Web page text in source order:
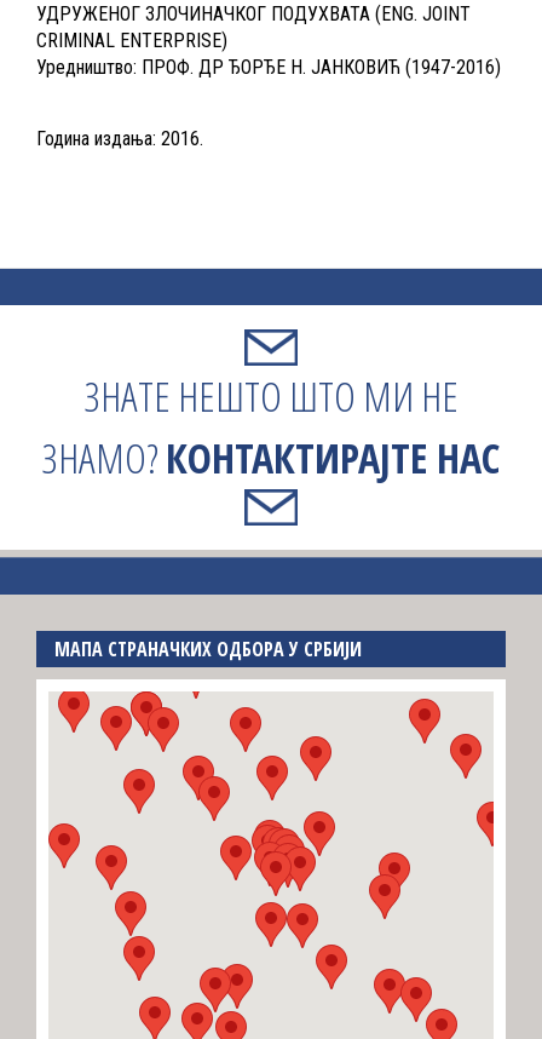
УДРУЖЕНОГ ЗЛОЧИНАЧКОГ ПОДУХВАТА (ENG. JOINT
CRIMINAL ENTERPRISE)
Уредништво: ПРОФ. ДР ЂОРЂЕ Н. ЈАНКОВИЋ (1947-2016)
Година издања: 2016.
ЗНАТЕ НЕШТО ШТО МИ НЕ
ЗНАМО?КОНТАКТИРАЈТЕ НАС
МАПА СТРАНАЧКИХ ОДБОРА У СРБИЈИ